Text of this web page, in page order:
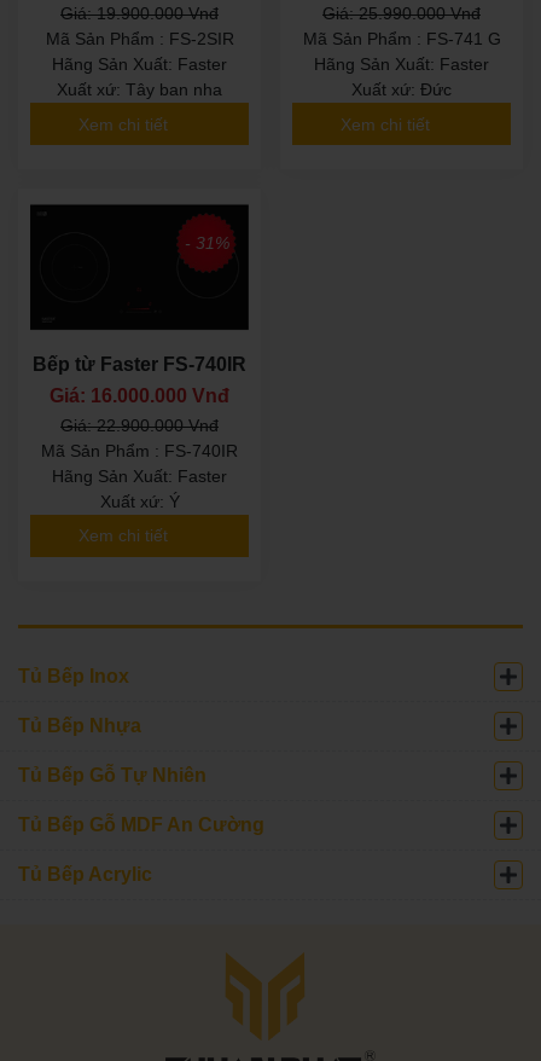
Giá: 19.900.000 Vnđ
Mã Sản Phẩm : FS-2SIR
Hãng Sản Xuất: Faster
Xuất xứ: Tây ban nha
Xem chi tiết
Giá: 25.990.000 Vnđ
Mã Sản Phẩm : FS-741 G
Hãng Sản Xuất: Faster
Xuất xứ: Đức
Xem chi tiết
- 31%
Bếp từ Faster FS-740IR
Giá: 16.000.000 Vnđ
Giá: 22.900.000 Vnđ
Mã Sản Phẩm : FS-740IR
Hãng Sản Xuất: Faster
Xuất xứ: Ý
Xem chi tiết
Tủ Bếp Inox
Tủ Bếp Nhựa
Tủ Bếp Gỗ Tự Nhiên
Tủ Bếp Gỗ MDF An Cường
Tủ Bếp Acrylic